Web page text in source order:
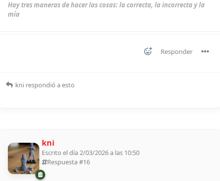
Hay tres maneras de hacer las cosas: la correcta, la incorrecta y la
mía
Responder
kni respondió a esto
kni
Escrito el día 2/03/2026 a las 10:50
Respuesta #16